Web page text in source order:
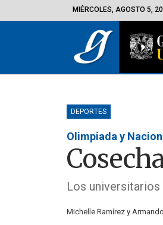
MIÉRCOLES, AGOSTO 5,
DEPORTES
Olimpiada y
Los
Michelle Ramírez y